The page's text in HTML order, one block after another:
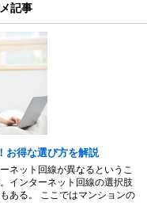
記事
お得な選び方を解説
ネット回線が異なるというこ
インターネット回線の選択肢
ある。 ここではマンションの